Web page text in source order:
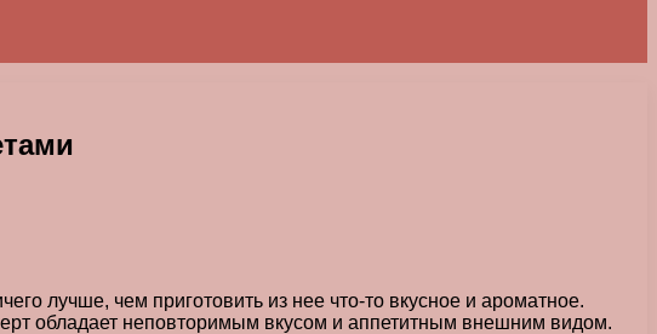
лучше, чем приготовить из нее что-то вкусное и ароматное.
обладает неповторимым вкусом и аппетитным внешним видом.